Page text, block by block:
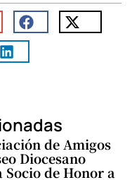
de Amigos
Diocesano
de Honor a